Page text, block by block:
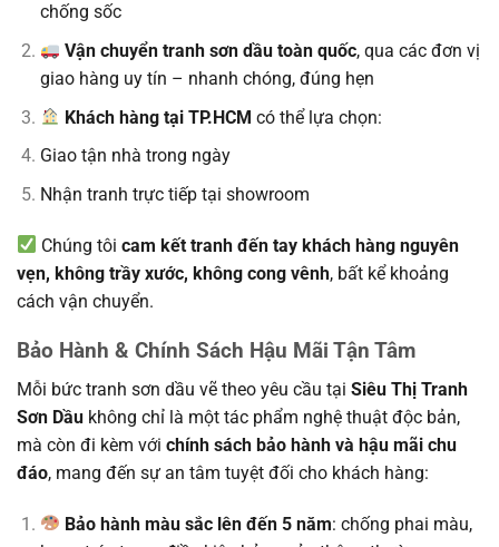
chống sốc
Vận chuyển tranh sơn dầu toàn quốc, qua các đơn vị
giao hàng uy tín – nhanh chóng, đúng hẹn
Khách hàng tại TP.HCM có thể lựa chọn:
Giao tận nhà trong ngày
Nhận tranh trực tiếp tại showroom
Chúng tôicam kết tranh đến tay khách hàng nguyên
vẹn, không trầy xước, không cong vênh, bất kể khoảng
cách vận chuyển.
Bảo Hành & Chính Sách Hậu Mãi Tận Tâm
Mỗi bức tranh sơn dầu vẽ theo yêu cầu tại Siêu Thị Tranh
Sơn Dầu không chỉ là một tác phẩm nghệ thuật độc bản,
mà còn đi kèm với chính sách bảo hành và hậu mãi chu
đáo, mang đến sự an tâm tuyệt đối cho khách hàng:
Bảo hành màu sắc lên đến 5 năm: chống phai màu,